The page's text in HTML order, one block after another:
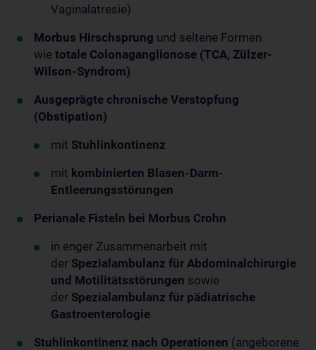
Vaginalatresie)
Morbus Hirschsprung und seltene Formen
wie totale Colonaganglionose (TCA, Zülzer-
Wilson-Syndrom)
Ausgeprägte chronische Verstopfung
(Obstipation)
mit Stuhlinkontinenz
mit kombinierten Blasen-Darm-
Entleerungsstörungen
Perianale Fisteln bei Morbus Crohn
in enger Zusammenarbeit mit
der Spezialambulanz für Abdominalchirurgie
und Motilitätsstörungen sowie
der Spezialambulanz für pädiatrische
Gastroenterologie
Stuhlinkontinenz nach Operationen (angeborene